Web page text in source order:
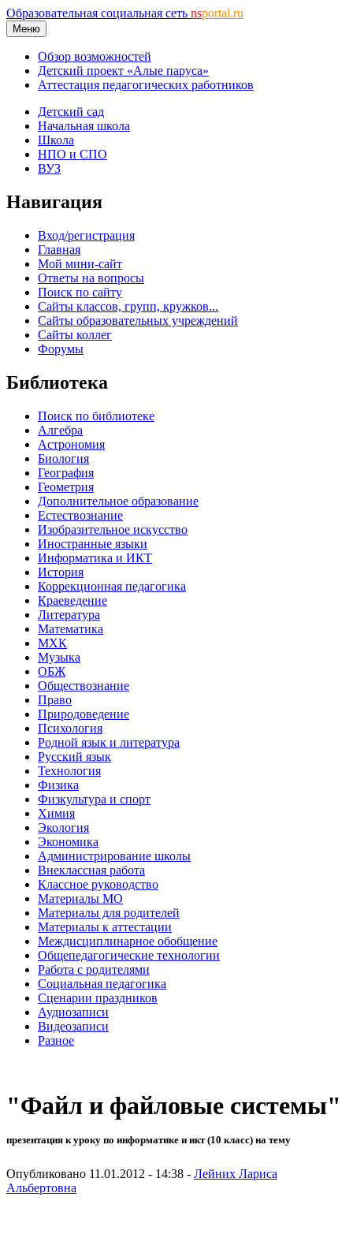
Образовательная социальная сеть nsportal.ru
Меню
Обзор возможностей
Детский проект «Алые паруса»
Аттестация педагогических работников
Детский сад
Начальная школа
Школа
НПО и СПО
ВУЗ
Навигация
Вход/регистрация
Главная
Мой мини-сайт
Ответы на вопросы
Поиск по сайту
Сайты классов, групп, кружков...
Сайты образовательных учреждений
Сайты коллег
Форумы
Библиотека
Поиск по библиотеке
Алгебра
Астрономия
Биология
География
Геометрия
Дополнительное образование
Естествознание
Изобразительное искусство
Иностранные языки
Информатика и ИКТ
История
Коррекционная педагогика
Краеведение
Литература
Математика
МХК
Музыка
ОБЖ
Обществознание
Право
Природоведение
Психология
Родной язык и литература
Русский язык
Технология
Физика
Физкультура и спорт
Химия
Экология
Экономика
Администрирование школы
Внеклассная работа
Классное руководство
Материалы МО
Материалы для родителей
Материалы к аттестации
Междисциплинарное обобщение
Общепедагогические технологии
Работа с родителями
Социальная педагогика
Сценарии праздников
Аудиозаписи
Видеозаписи
Разное
"Файл и файловые системы"
презентация к уроку по информатике и икт (10 класс) на тему
Опубликовано 11.01.2012 - 14:38 - Лейних Лариса
Альбертовна